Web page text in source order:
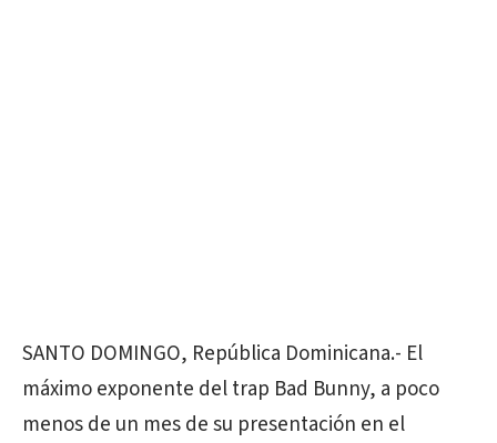
SANTO DOMINGO, República Dominicana.- El
máximo exponente del trap Bad Bunny, a poco
menos de un mes de su presentación en el